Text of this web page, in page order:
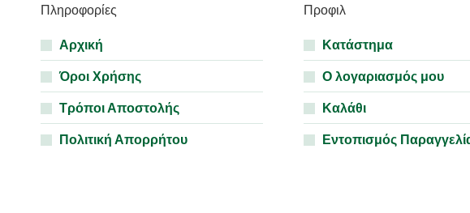
Πληροφορίες
Αρχική
Όροι Χρήσης
Τρόποι Αποστολής
Πολιτική Απορρήτου
Προφιλ
Κατάστημα
Ο λογαριασμός μου
Καλάθι
Εντοπισμός